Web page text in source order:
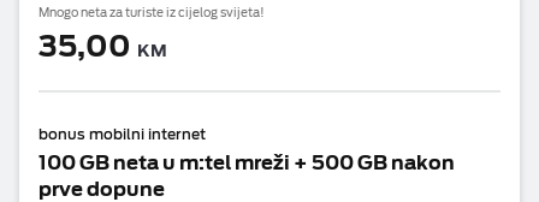
Mnogo neta za turiste iz cijelog svijeta!
35,00 KM
bonus mobilni internet
100 GB neta u m:tel mreži + 500 GB nakon
prve dopune